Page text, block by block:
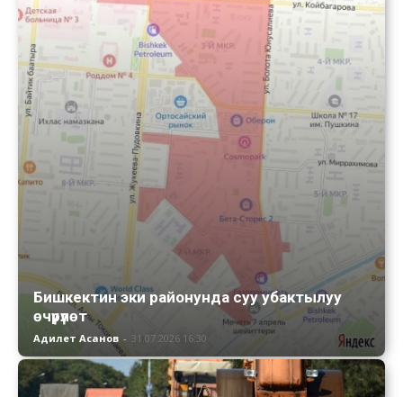
Бишкектин эки районунда суу убактылуу
өчүрүлөт
Адилет Асанов - 31.07.2026 16:30